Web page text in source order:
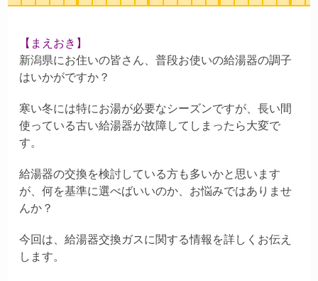
【まえおき】
新潟県にお住いの皆さん、普段お使いの給湯器の調子
はいかがですか？
寒い冬には特にお湯が必要なシーズンですが、長い間
使っている古い給湯器が故障してしまったら大変で
す。
給湯器の交換を検討している方も多いかと思います
が、何を基準に選べばいいのか、お悩みではありませ
んか？
今回は、給湯器交換ガスに関する情報を詳しくお伝え
します。